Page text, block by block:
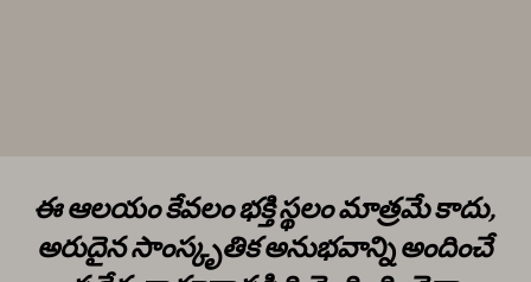
ఈ ఆలయం కేవలం భక్తి స్థలం మాత్రమే కాదు,
అరుదైన సాంస్కృతిక అనుభవాన్ని అందించే